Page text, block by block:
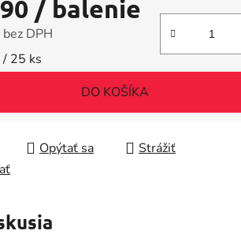
/ balenie
DPH
cena:
25 ks
DO KOŠÍKA
Opýtať sa
Strážiť